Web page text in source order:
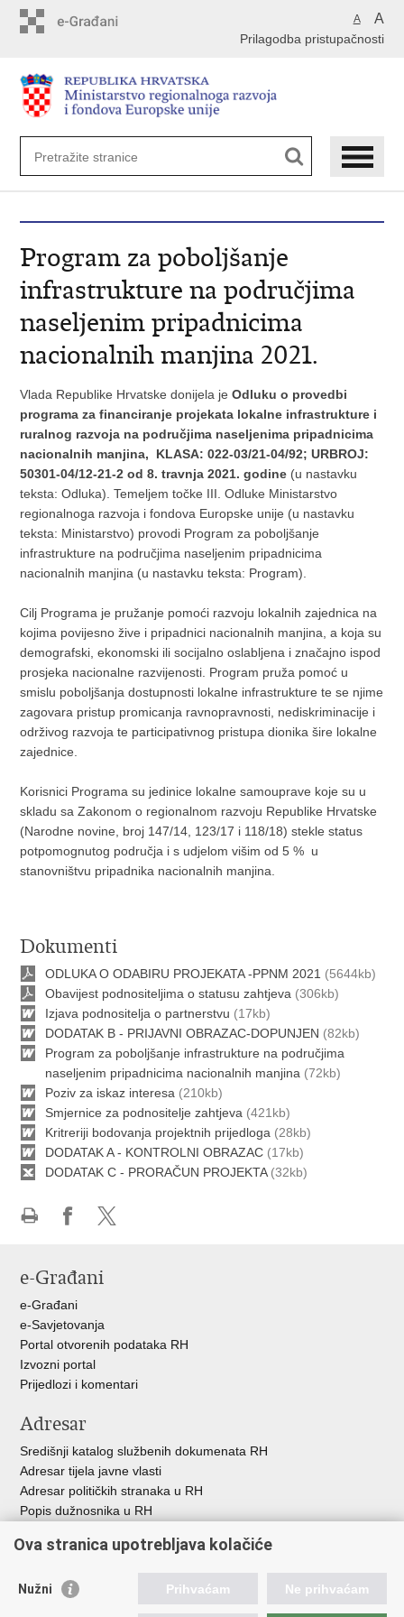
A A
Prilagodba pristupačnosti
Program za poboljšanje
infrastrukture na područjima
naseljenim pripadnicima
nacionalnih manjina 2021.
Vlada Republike Hrvatske donijela jeOdluku o provedbi
programa za financiranje projekata lokalne infrastrukture i
ruralnog razvoja na područjima naseljenima pripadnicima
nacionalnih manjina, KLASA: 022-03/21-04/92; URBROJ:
50301-04/12-21-2 od 8. travnja 2021. godine (u nastavku
teksta: Odluka). Temeljem točke III. Odluke Ministarstvo
regionalnoga razvoja i fondova Europske unije (u nastavku
teksta: Ministarstvo) provodi Program za poboljšanje
infrastrukture na područjima naseljenim pripadnicima
nacionalnih manjina (u nastavku teksta: Program).
Cilj Programa je pružanje pomoći razvoju lokalnih zajednica na
kojima povijesno žive i pripadnici nacionalnih manjina, a koja su
demografski, ekonomski ili socijalno oslabljena i značajno ispod
prosjeka nacionalne razvijenosti. Program pruža pomoć u
smislu poboljšanja dostupnosti lokalne infrastrukture te se njime
zagovara pristup promicanja ravnopravnosti, nediskriminacije i
održivog razvoja te participativnog pristupa dionika šire lokalne
zajednice.
Korisnici Programa su jedinice lokalne samouprave koje su u
skladu sa Zakonom o regionalnom razvoju Republike Hrvatske
(Narodne novine, broj 147/14, 123/17 i 118/18) stekle status
potpomognutog područja i s udjelom višim od 5 % u
stanovništvu pripadnika nacionalnih manjina.
Dokumenti
ODLUKA O ODABIRU PROJEKATA -PPNM 2021 (5644kb)
Obavijest podnositeljima o statusu zahtjeva (306kb)
Izjava podnositelja o partnerstvu (17kb)
DODATAK B - PRIJAVNI OBRAZAC-DOPUNJEN (82kb)
Program za poboljšanje infrastrukture na područjima
naseljenim pripadnicima nacionalnih manjina (72kb)
Poziv za iskaz interesa (210kb)
Smjernice za podnositelje zahtjeva (421kb)
Kritreriji bodovanja projektnih prijedloga (28kb)
DODATAK A - KONTROLNI OBRAZAC (17kb)
DODATAK C - PRORAČUN PROJEKTA(32kb)
Facebooku
X-
e-Građani
e-Građani
e-Savjetovanja
Portal otvorenih podataka RH
Izvozni portal
Prijedlozi i komentari
Adresar
Središnji katalog službenih dokumenata RH
Adresar tijela javne vlasti
Adresar političkih stranaka u RH
Popis dužnosnika u RH
Pozivi za žurnu pomoć
Važne poveznice
Ova stranica upotrebljava kolačiće
Nužni Prihvaćam Ne prihvaćam